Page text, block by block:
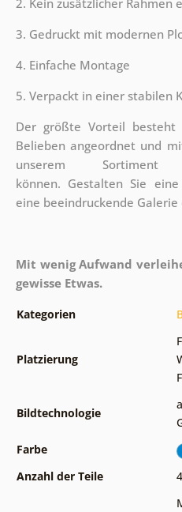
2. Kein zusätzlicher Rahmen
3. Gedruckt mit modernen
4. Einfache Montage
5. Verpackt in einer stabilen
Der größte Vorteil
Belieben angeordnet und
unserem
können. Gestalten Sie
eine beeindruckende
Mit wenig Aufwand
gewisse Etwas.
Kategorien
Platzierung
Bildtechnologie
Farbe
Anzahl der Teile